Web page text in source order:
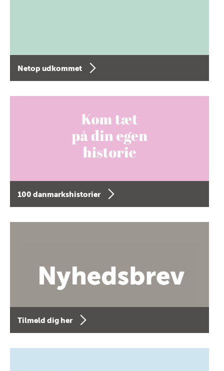
Netop udkommet
100 danmarkshistorier
Tilmeld dig her